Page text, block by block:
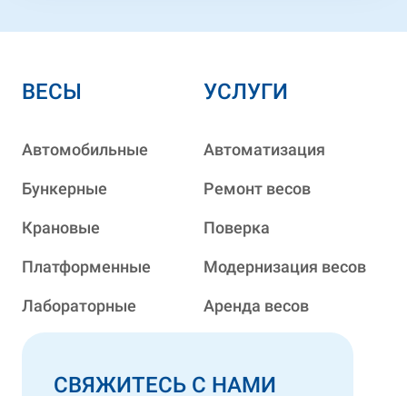
ВЕСЫ
Автомобильные
Бункерные
Крановые
Платформенные
Лабораторные
УСЛУГИ
Автоматизация
Ремонт весов
Поверка
Модернизация весов
Аренда весов
СВЯЖИТЕСЬ С НАМИ